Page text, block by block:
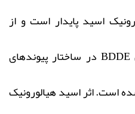
اسید پایدار است و از
عناصر شیمیایی و موادی مثل BDDE در ساختار پیوندهای
است. اثر اسید هیالورونیک